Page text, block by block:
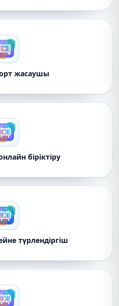
жасаушы
біріктіру
түрлендіргіш